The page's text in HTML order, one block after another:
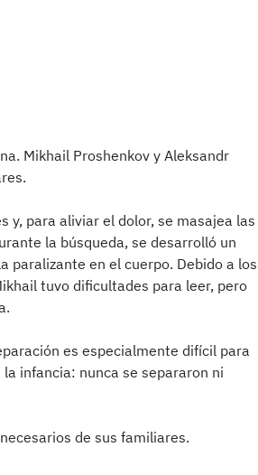
Mikhail Proshenkov y Aleksandr
y, para aliviar el dolor, se masajea las
la búsqueda, se desarrolló un
paralizante en el cuerpo. Debido a los
tuvo dificultades para leer, pero
es especialmente difícil para
infancia: nunca se separaron ni
de sus familiares.